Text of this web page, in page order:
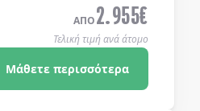
Dana Point, Coronado Island)
ΑΠΟ2.955€
Τελική τιμή ανά άτομο
Μάθετε περισσότερα